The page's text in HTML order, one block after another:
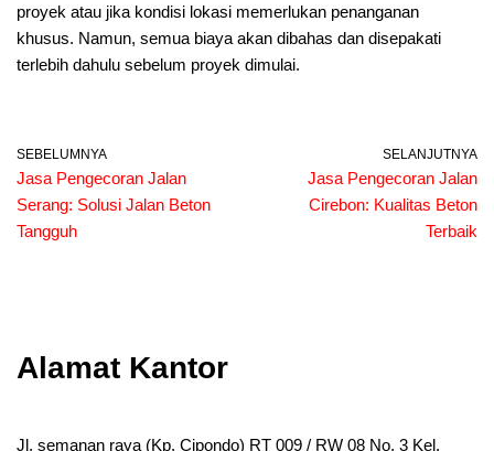
proyek atau jika kondisi lokasi memerlukan penanganan
khusus. Namun, semua biaya akan dibahas dan disepakati
terlebih dahulu sebelum proyek dimulai.
SEBELUMNYA
Jasa Pengecoran Jalan
Serang: Solusi Jalan Beton
Tangguh
SELANJUTNYA
Jasa Pengecoran Jalan
Cirebon: Kualitas Beton
Terbaik
Alamat Kantor
Jl. semanan raya (Kp. Cipondo) RT 009 / RW 08 No. 3 Kel.